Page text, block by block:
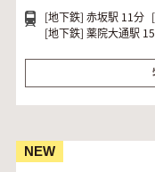
[地下鉄] 赤坂駅 11分
[地下鉄] 薬院大通駅
NEW